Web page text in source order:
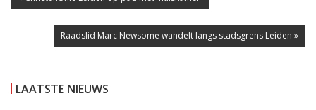
Raadslid Marc Newsome wandelt langs stadsgrens Leiden »
LAATSTE NIEUWS